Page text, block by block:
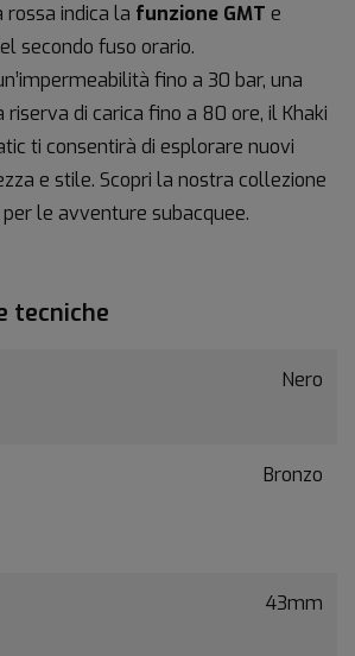
indica la funzione GMT e
secondo fuso orario.
fino a 30 bar, una
riserva di carica fino a 80 ore, il Khaki
ti consentirà di esplorare nuovi
e stile. Scopri la nostra collezione
le avventure subacquee.
tecniche
Nero
Bronzo
43mm